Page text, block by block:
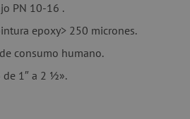
PN 10-16 .
epoxy> 250 micrones.
consumo humano.
1″ a 2 ½».